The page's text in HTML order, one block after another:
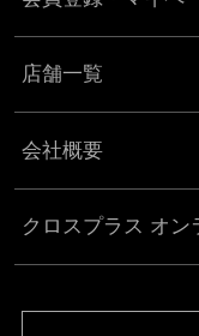
店舗一覧
会社概要
クロスプラス オン